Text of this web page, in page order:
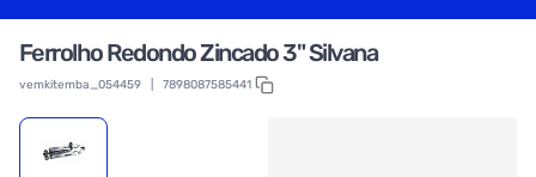
Ferrolho Redondo Zincado 3" Silvana
vemkitemba_054459 7898087585441